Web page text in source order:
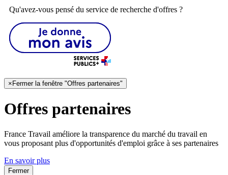
Qu'avez-vous pensé du service de recherche d'offres ?
× Fermer la fenêtre "Offres partenaires"
Offres partenaires
France Travail améliore la transparence du marché du travail en
vous proposant plus d'opportunités d'emploi grâce à ses partenaires
En savoir plus
Fermer